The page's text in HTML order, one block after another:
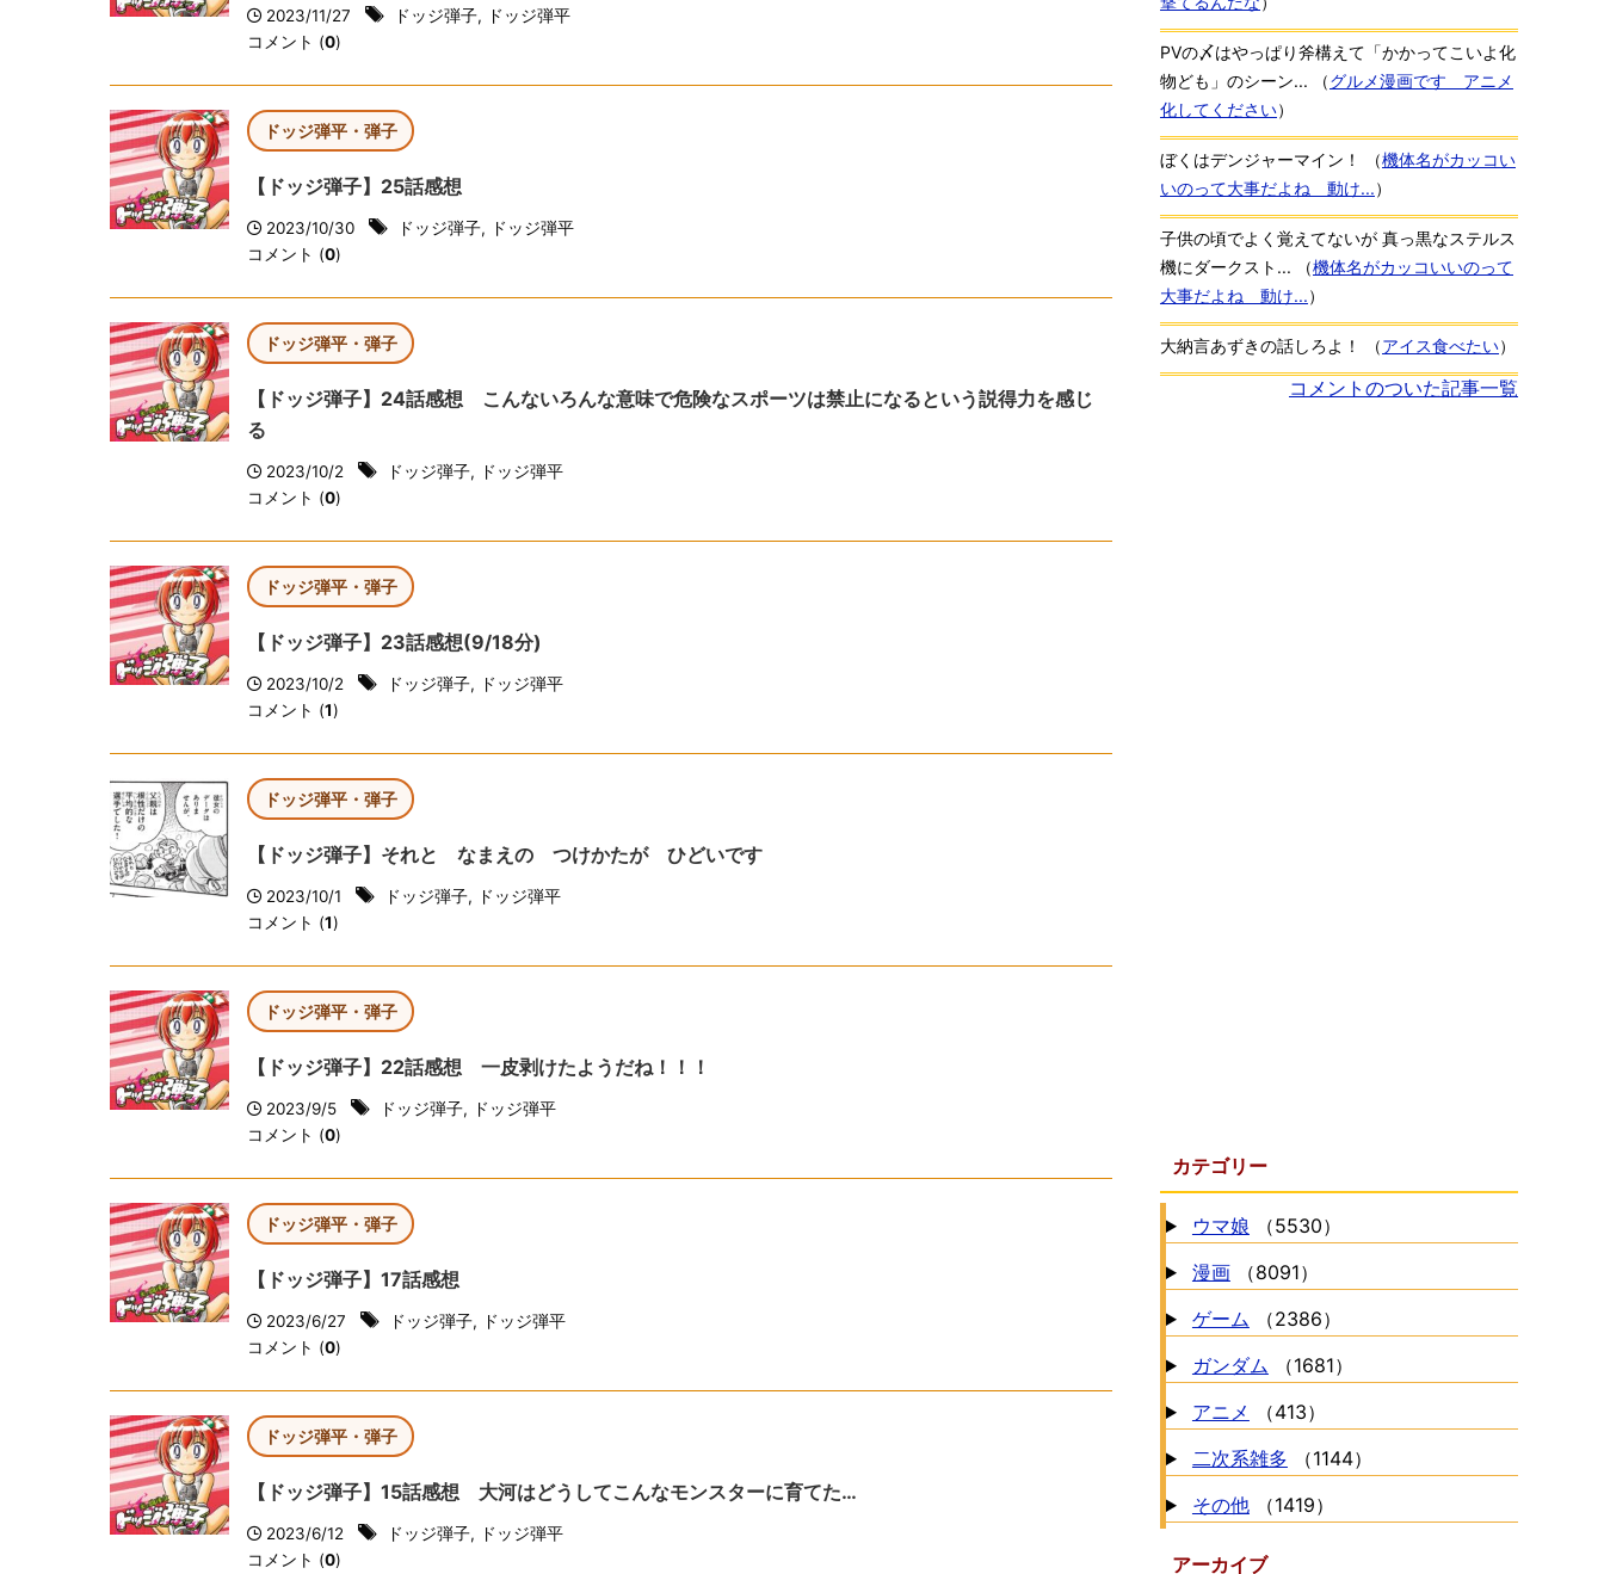
2023/11/27 ドッジ弾子,
ドッジ弾平
コメント (0)
ドッジ弾平・弾子
【ドッジ弾子】25話感想
2023/10/30 ドッジ弾子,
ドッジ弾平
コメント (0)
ドッジ弾平・弾子
【ドッジ弾子】24話感想 こんないろんな意味で危険なスポーツは禁止になるという説得力を感じ
る
2023/10/2 ドッジ弾子,
ドッジ弾平
コメント (0)
ドッジ弾平・弾子
【ドッジ弾子】23話感想(9/18分)
2023/10/2 ドッジ弾子,
ドッジ弾平
コメント (1)
ドッジ弾平・弾子
【ドッジ弾子】それと なまえの つけかたが ひどいです
2023/10/1 ドッジ弾子,
ドッジ弾平
コメント (1)
ドッジ弾平・弾子
【ドッジ弾子】22話感想 一皮剥けたようだね！！！
2023/9/5 ドッジ弾子,
ドッジ弾平
コメント (0)
ドッジ弾平・弾子
【ドッジ弾子】17話感想
2023/6/27 ドッジ弾子,
ドッジ弾平
コメント (0)
ドッジ弾平・弾子
【ドッジ弾子】15話感想 大河はどうしてこんなモンスターに育てた…
2023/6/12 ドッジ弾子,
ドッジ弾平
コメント (0)
PVの〆はやっぱり斧構えて「かかってこいよ化
物ども」のシーン...
（グルメ漫画です アニメ
化してください）
ぼくはデンジャーマイン！ （機体名がカッコい
いのって大事だよね 動け...）
子供の頃でよく覚えてないが 真っ黒なステルス
機にダークスト...
（機体名がカッコいいのって
大事だよね 動け...）
大納言あずきの話しろよ！ （アイス食べたい）
コメントのついた記事一覧
カテゴリー
ウマ娘
（5530）
漫画
（8091）
ゲーム
（2386）
ガンダム
（1681）
アニメ
（413）
二次系雑多
（1144）
その他
（1419）
アーカイブ